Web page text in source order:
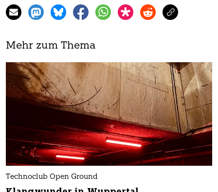
Mehr zum Thema
Technoclub Open Ground